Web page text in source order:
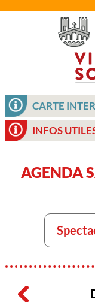
CARTE
INFOS
AGENDA